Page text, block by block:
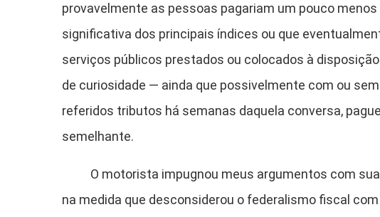
provavelmente as pessoas pagariam um pouco
significativa dos principais índices ou que
serviços públicos prestados ou colocados à
de curiosidade — ainda que possivelmente com ou
referidos tributos há semanas daquela conversa,
semelhante.
O motorista impugnou meus argumentos com sua
na medida que desconsiderou o federalismo fiscal